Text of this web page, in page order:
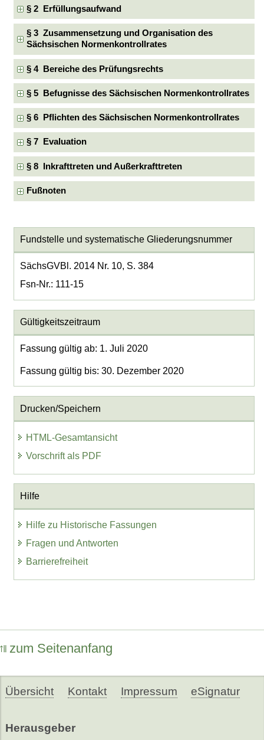
§ 2 Erfüllungsaufwand
§ 3 Zusammensetzung und Organisation des
Sächsischen Normenkontrollrates
§ 4 Bereiche des Prüfungsrechts
§ 5 Befugnisse des Sächsischen Normenkontrollrates
§ 6 Pflichten des Sächsischen Normenkontrollrates
§ 7 Evaluation
§ 8 Inkrafttreten und Außerkrafttreten
Fußnoten
Fundstelle und systematische Gliederungsnummer
SächsGVBl. 2014 Nr. 10, S. 384
Fsn-Nr.: 111-15
Gültigkeitszeitraum
Fassung gültig ab: 1. Juli 2020
Fassung gültig bis: 30. Dezember 2020
Drucken/Speichern
HTML-Gesamtansicht
Vorschrift als PDF
Hilfe
Hilfe zu Historische Fassungen
Fragen und Antworten
Barrierefreiheit
zum Seitenanfang
Übersicht Kontakt Impressum eSignatur
Herausgeber